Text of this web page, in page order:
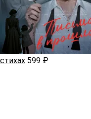
стихах 599 ₽